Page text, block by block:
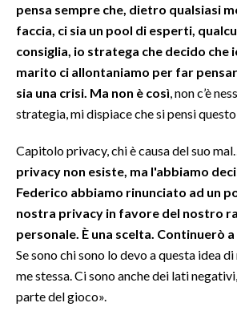
pensa sempre che, dietro qualsiasi
faccia, ci sia un pool di esperti,
consiglia, io stratega che decido che
marito ci allontaniamo per far
sia una crisi. Ma non è così , non c’è
strategia, mi dispiace che si pensi
Capitolo privacy, chi è causa del suo
privacy non esiste, ma l'abbiamo
Federico abbiamo rinunciato ad un
nostra privacy in favore del nostro
personale. È una scelta. Continuerò
Se sono chi sono lo devo a questa idea
me stessa. Ci sono anche dei lati
parte del gioco».